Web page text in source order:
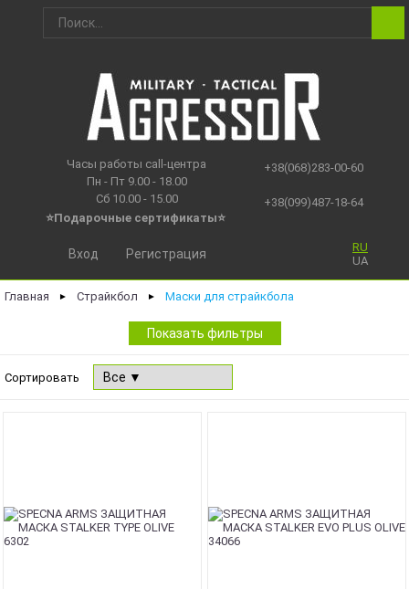
Часы работы call-центра
Пн - Пт 9.00 - 18.00
Сб 10.00 - 15.00
⭐Подарочные сертификаты⭐
+38(068)283-00-60
+38(099)487-18-64
RU
UA
Вход Регистрация
Главная ► Страйкбол ► Маски для страйкбола
Показать фильтры
Сортировать